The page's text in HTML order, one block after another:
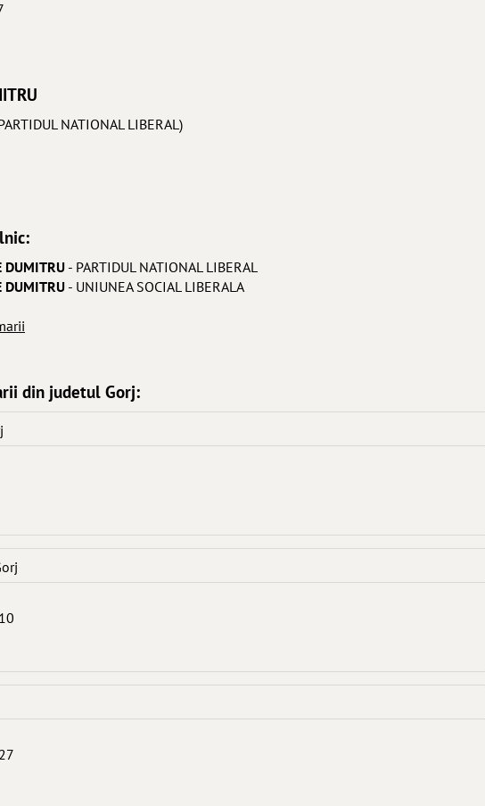
NATIONAL LIBERAL)
DUMITRU - PARTIDUL NATIONAL LIBERAL
DUMITRU - UNIUNEA SOCIAL LIBERALA
din judetul Gorj: